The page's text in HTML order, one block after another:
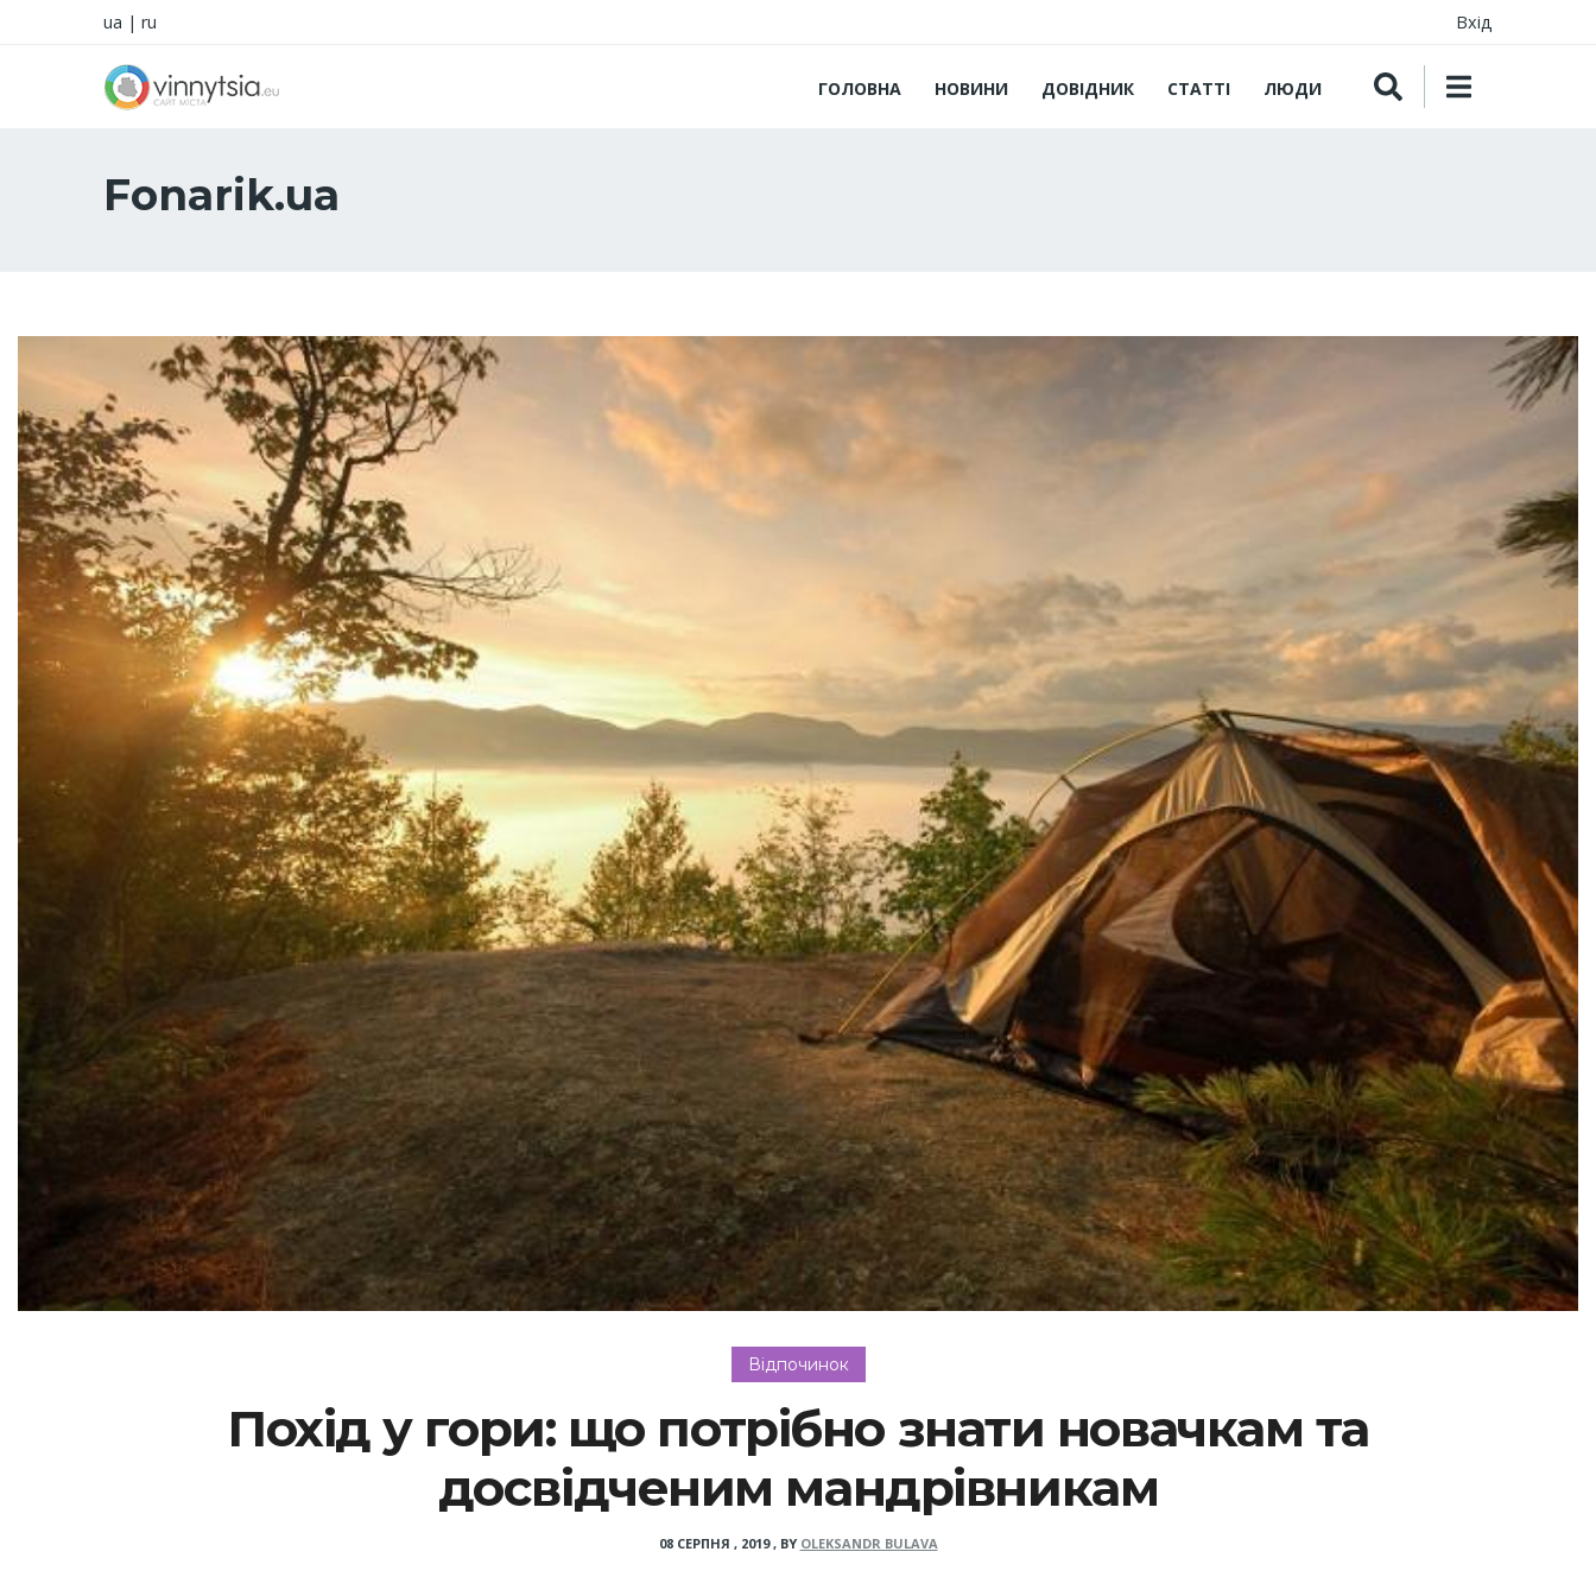
ua | ru Вхід
ГОЛОВНА НОВИНИ ДОВІДНИК СТАТТІ ЛЮДИ
Fonarik.ua
Відпочинок
Похід у гори: що потрібно знати новачкам та
досвідченим мандрівникам
08 СЕРПНЯ , 2019, BY OLEKSANDR BULAVA